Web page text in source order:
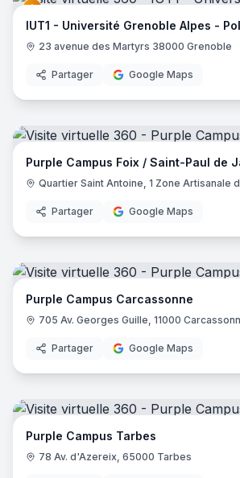
IUT1 - Université Grenoble Alpes -
23 avenue des Martyrs 38000 Grenoble
Partager Google Maps
Purple Campus Foix / Saint-Paul de
Partager Google Maps
Purple Campus Carcassonne
705 Av. Georges Guille, 11000
Partager Google Maps
Purple Campus Tarbes
78 Av. d'Azereix, 65000 Tarbes